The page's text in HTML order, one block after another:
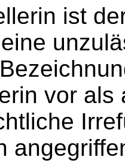
ist
vor als